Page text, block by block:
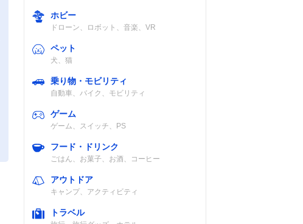
ホビー
ドローン、ロボット、音楽、VR
ペット
犬、猫
乗り物・モビリティ
自動車、バイク、モビリティ
ゲーム
ゲーム、スイッチ、PS
フード・ドリンク
ごはん、お菓子、お酒、コーヒー
アウトドア
キャンプ、アクティビティ
トラベル